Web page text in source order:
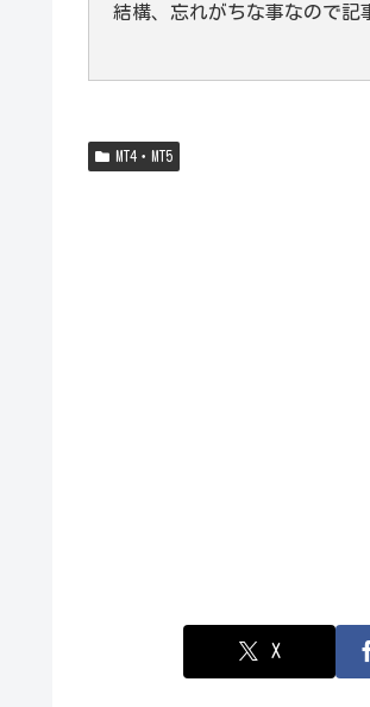
結構、忘れがちな事なので記
MT4・MT5
X